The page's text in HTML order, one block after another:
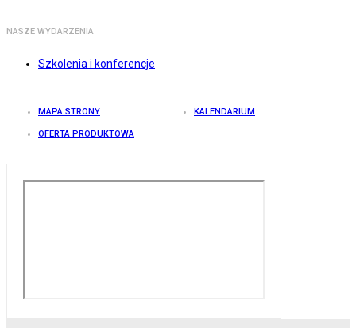
NASZE WYDARZENIA
Szkolenia i konferencje
MAPA STRONY KALENDARIUM
OFERTA PRODUKTOWA